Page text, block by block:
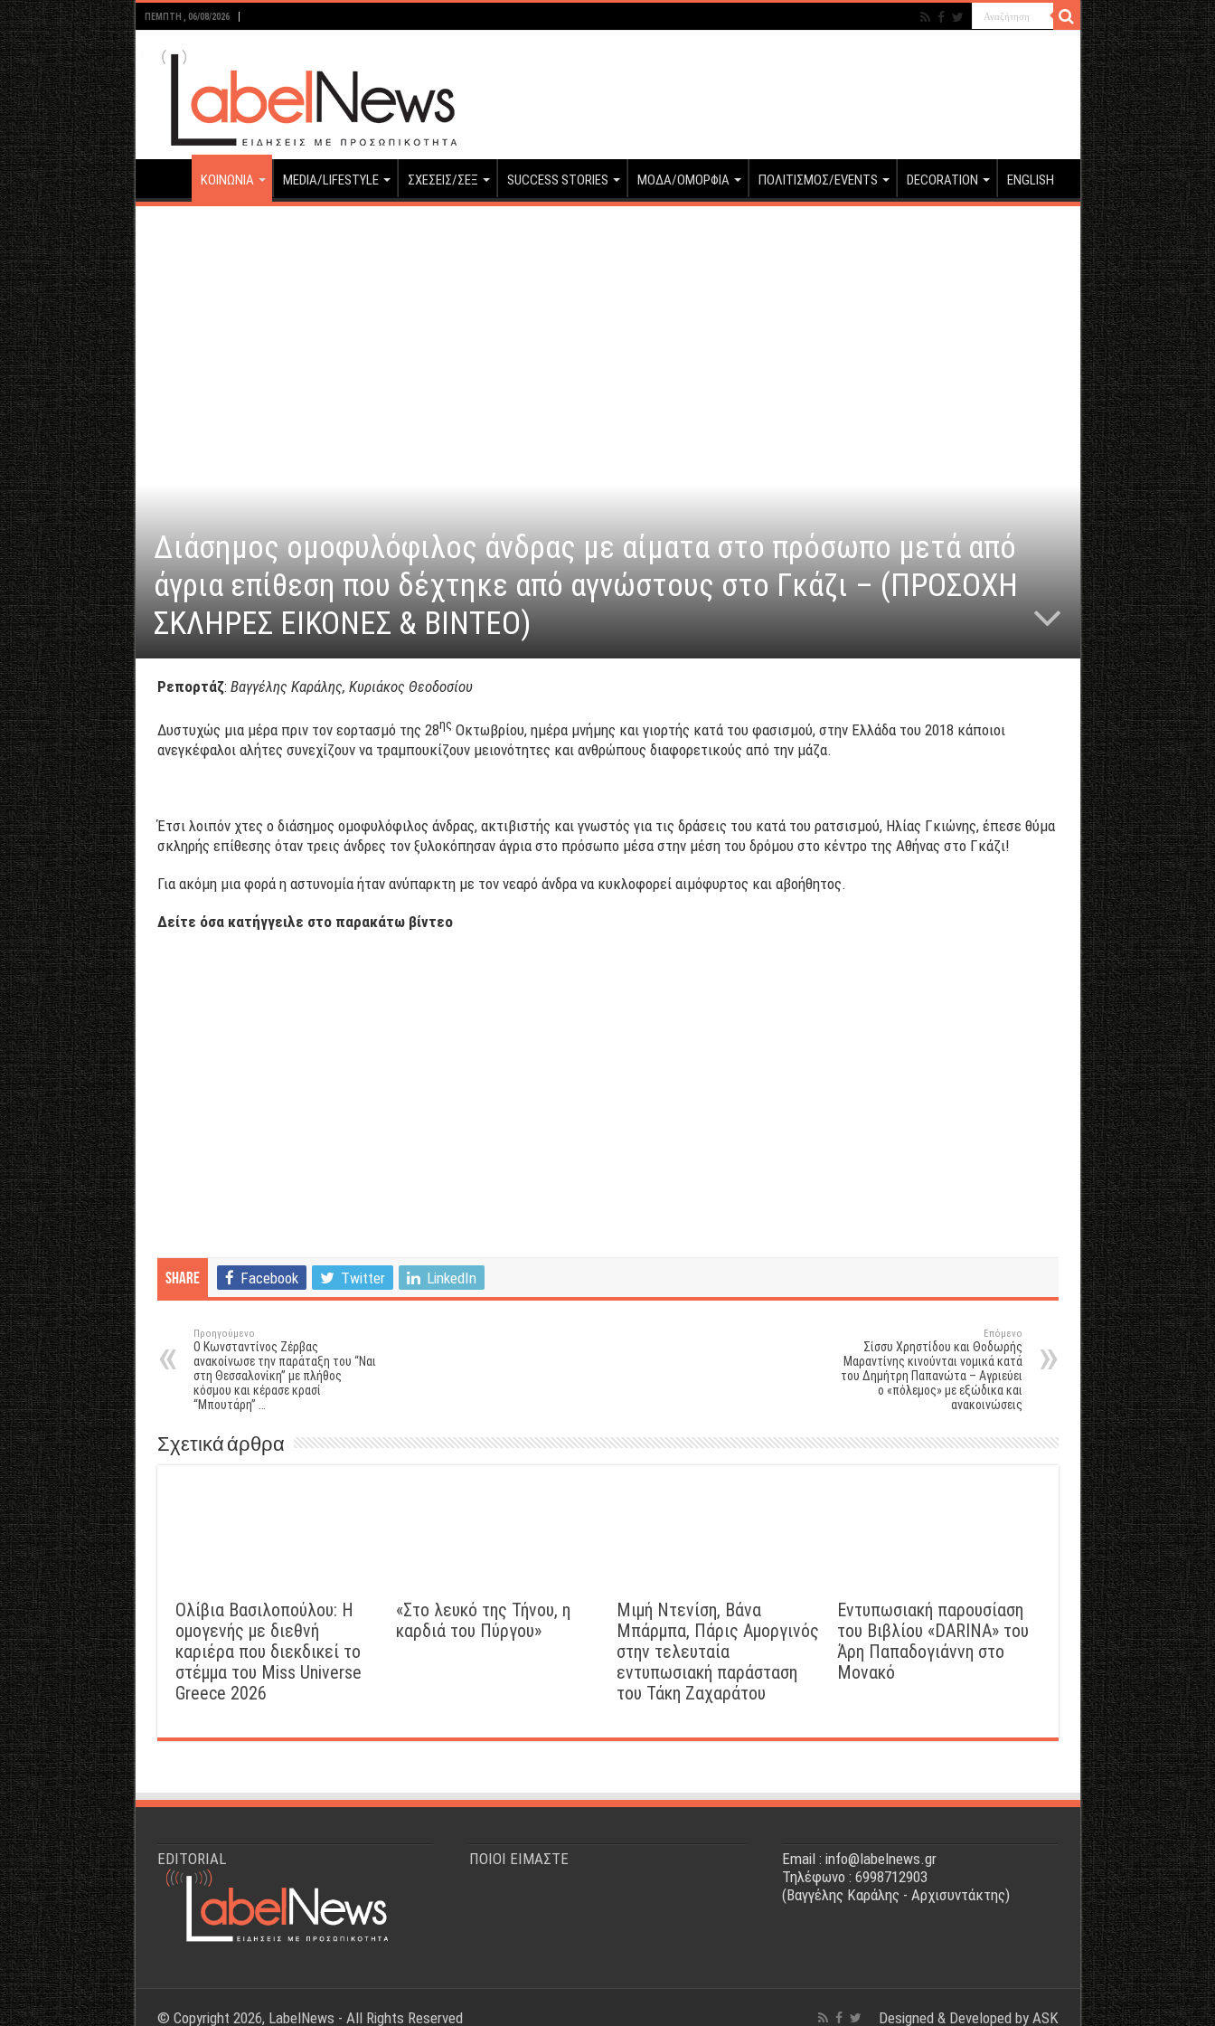
ΠΈΜΠΤΗ , 06/08/2026
ΚΟΙΝΩΝΙΑ MEDIA/LIFESTYLE ΣΧΕΣΕΙΣ/ΣΕΞ SUCCESS STORIES ΜΟΔΑ/ΟΜΟΡΦΙΑ ΠΟΛΙΤΙΣΜΟΣ/EVENTS DECORATION ENGLISH
Διάσημος ομοφυλόφιλος άνδρας με αίματα στο πρόσωπο μετά από
άγρια επίθεση που δέχτηκε από αγνώστους στο Γκάζι – (ΠΡΟΣΟΧΗ
ΣΚΛΗΡΕΣ ΕΙΚΟΝΕΣ & ΒΙΝΤΕΟ)
Ρεπορτάζ: Βαγγέλης Καράλης, Κυριάκος Θεοδοσίου
Δυστυχώς μια μέρα πριν τον εορτασμό της 28ης Οκτωβρίου, ημέρα μνήμης και γιορτής κατά του φασισμού, στην Ελλάδα του 2018 κάποιοι
ανεγκέφαλοι αλήτες συνεχίζουν να τραμπουκίζουν μειονότητες και ανθρώπους διαφορετικούς από την μάζα.
Έτσι λοιπόν χτες ο διάσημος ομοφυλόφιλος άνδρας, ακτιβιστής και γνωστός για τις δράσεις του κατά του ρατσισμού, Ηλίας Γκιώνης, έπεσε θύμα
σκληρής επίθεσης όταν τρεις άνδρες τον ξυλοκόπησαν άγρια στο πρόσωπο μέσα στην μέση του δρόμου στο κέντρο της Αθήνας στο Γκάζι!
Για ακόμη μια φορά η αστυνομία ήταν ανύπαρκτη με τον νεαρό άνδρα να κυκλοφορεί αιμόφυρτος και αβοήθητος.
Δείτε όσα κατήγγειλε στο παρακάτω βίντεο
Share Facebook Twitter LinkedIn
Προηγούμενο
Ο Κωνσταντίνος Ζέρβας
ανακοίνωσε την παράταξη του “Ναι
στη Θεσσαλονίκη” με πλήθος
κόσμου και κέρασε κρασί
“Μπουτάρη” …
Επόμενο
Σίσσυ Χρηστίδου και Θοδωρής
Μαραντίνης κινούνται νομικά κατά
του Δημήτρη Παπανώτα – Αγριεύει
ο «πόλεμος» με εξώδικα και
ανακοινώσεις
Σχετικά άρθρα
Ολίβια Βασιλοπούλου: Η
ομογενής με διεθνή
καριέρα που διεκδικεί το
στέμμα του Miss Universe
Greece 2026
«Στο λευκό της Τήνου, η
καρδιά του Πύργου»
Μιμή Ντενίση, Βάνα
Μπάρμπα, Πάρις Αμοργινός
στην τελευταία
εντυπωσιακή παράσταση
του Τάκη Ζαχαράτου
Εντυπωσιακή παρουσίαση
του Βιβλίου «DARINA» του
Άρη Παπαδογιάννη στο
Μονακό
EDITORIAL ΠΟΙΟΙ ΕΙΜΑΣΤΕ
Email : info@labelnews.gr
Τηλέφωνο : 6998712903
(Βαγγέλης Καράλης - Αρχισυντάκτης)
Designed & Developed by ASK
© Copyright 2026, LabelNews - All Rights Reserved